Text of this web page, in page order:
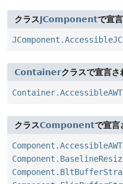
クラスJComponentで宣
Containerクラスで宣言
クラスComponentで宣言